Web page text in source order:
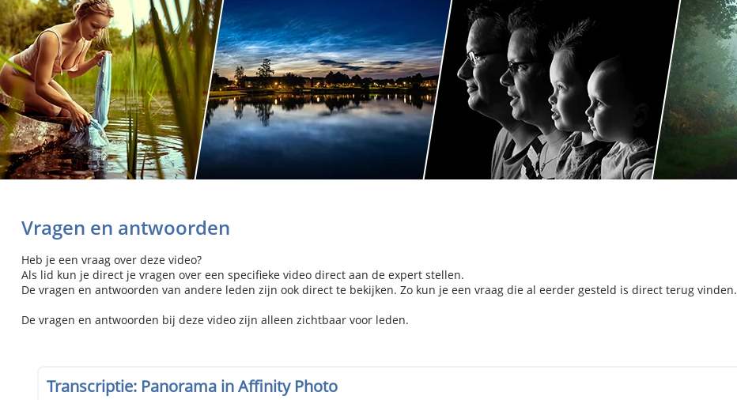
Vragen en antwoorden
Heb je een vraag over deze video?
Als lid kun je direct je vragen over een specifieke video direct aan de expert stellen.
De vragen en antwoorden van andere leden zijn ook direct te bekijken. Zo kun je een vraag die al eerder gesteld is direct terug vinden.
De vragen en antwoorden bij deze video zijn alleen zichtbaar voor leden.
Transcriptie: Panorama in Affinity Photo